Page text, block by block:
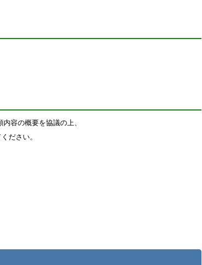
容の概要を協議の上、
ださい。